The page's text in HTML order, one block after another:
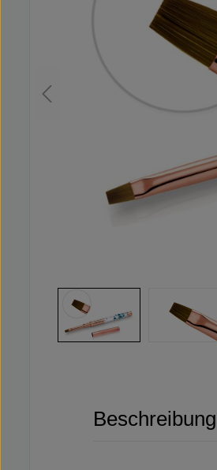
Beschreibung